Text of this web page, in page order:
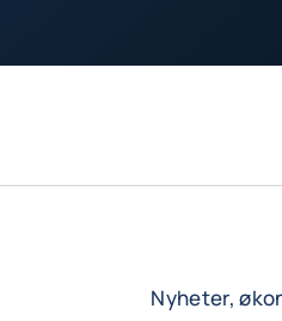
Nyheter,